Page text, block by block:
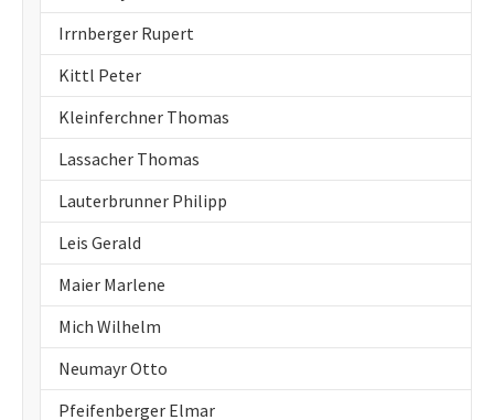
Irrnberger Rupert
Kittl Peter
Kleinferchner Thomas
Lassacher Thomas
Lauterbrunner Philipp
Leis Gerald
Maier Marlene
Mich Wilhelm
Neumayr Otto
Pfeifenberger Elmar